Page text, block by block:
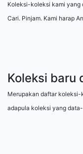
Koleksi-koleksi kami yang
Cari. Pinjam. Kami harap
Koleksi baru
Merupakan daftar koleksi-
adapula koleksi yang